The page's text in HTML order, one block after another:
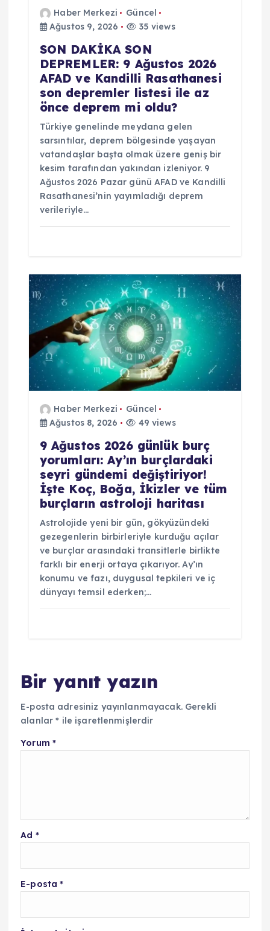
Haber Merkezi
Güncel
Ağustos 9, 2026
35 views
SON DAKİKA SON
DEPREMLER: 9 Ağustos 2026
AFAD ve Kandilli Rasathanesi
son depremler listesi ile az
önce deprem mi oldu?
Türkiye genelinde meydana gelen
sarsıntılar, deprem bölgesinde yaşayan
vatandaşlar başta olmak üzere geniş bir
kesim tarafından yakından izleniyor. 9
Ağustos 2026 Pazar günü AFAD ve Kandilli
Rasathanesi’nin yayımladığı deprem
verileriyle…
Haber Merkezi
Güncel
Ağustos 8, 2026
49 views
9 Ağustos 2026 günlük burç
yorumları: Ay’ın burçlardaki
seyri gündemi değiştiriyor!
İşte Koç, Boğa, İkizler ve tüm
burçların astroloji haritası
Astrolojide yeni bir gün, gökyüzündeki
gezegenlerin birbirleriyle kurduğu açılar
ve burçlar arasındaki transitlerle birlikte
farklı bir enerji ortaya çıkarıyor. Ay’ın
konumu ve fazı, duygusal tepkileri ve iç
dünyayı temsil ederken;…
Bir yanıt yazın
E-posta adresiniz yayınlanmayacak. Gerekli
alanlar* ile işaretlenmişlerdir
Yorum *
Ad *
E-posta*